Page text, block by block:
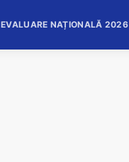
EVALUARE NAȚIONALĂ 2026